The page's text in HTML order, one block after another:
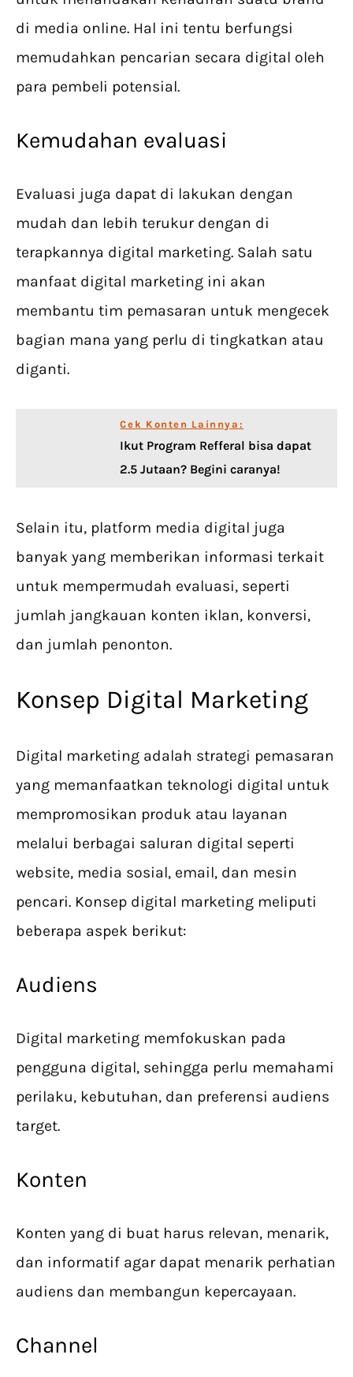
di media online. Hal ini tentu berfungsi
memudahkan pencarian secara digital oleh
para pembeli potensial.
Kemudahan evaluasi
Evaluasi juga dapat di lakukan dengan
mudah dan lebih terukur dengan di
terapkannya digital marketing. Salah satu
manfaat digital marketing ini akan
membantu tim pemasaran untuk mengecek
bagian mana yang perlu di tingkatkan atau
diganti.
Cek Konten Lainnya:
Ikut Program Refferal bisa dapat
2.5 Jutaan? Begini caranya!
Selain itu, platform media digital juga
banyak yang memberikan informasi terkait
untuk mempermudah evaluasi, seperti
jumlah jangkauan konten iklan, konversi,
dan jumlah penonton.
Konsep Digital Marketing
Digital marketing adalah strategi pemasaran
yang memanfaatkan teknologi digital untuk
mempromosikan produk atau layanan
melalui berbagai saluran digital seperti
website, media sosial, email, dan mesin
pencari. Konsep digital marketing meliputi
beberapa aspek berikut:
Audiens
Digital marketing memfokuskan pada
pengguna digital, sehingga perlu memahami
perilaku, kebutuhan, dan preferensi audiens
target.
Konten
Konten yang di buat harus relevan, menarik,
dan informatif agar dapat menarik perhatian
audiens dan membangun kepercayaan.
Channel